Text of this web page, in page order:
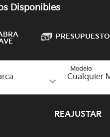
Disponibles
PRESUPUESTO
Modelo
REAJUSTAR